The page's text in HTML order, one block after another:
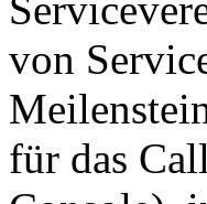
von
für das